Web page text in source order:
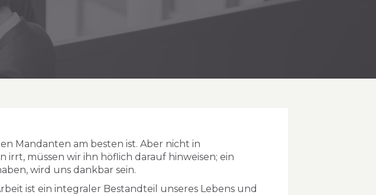
Mandanten am besten ist. Aber nicht in
irrt, müssen wir ihn höflich darauf hinweisen; ein
wird uns dankbar sein.
ist ein integraler Bestandteil unseres Lebens und